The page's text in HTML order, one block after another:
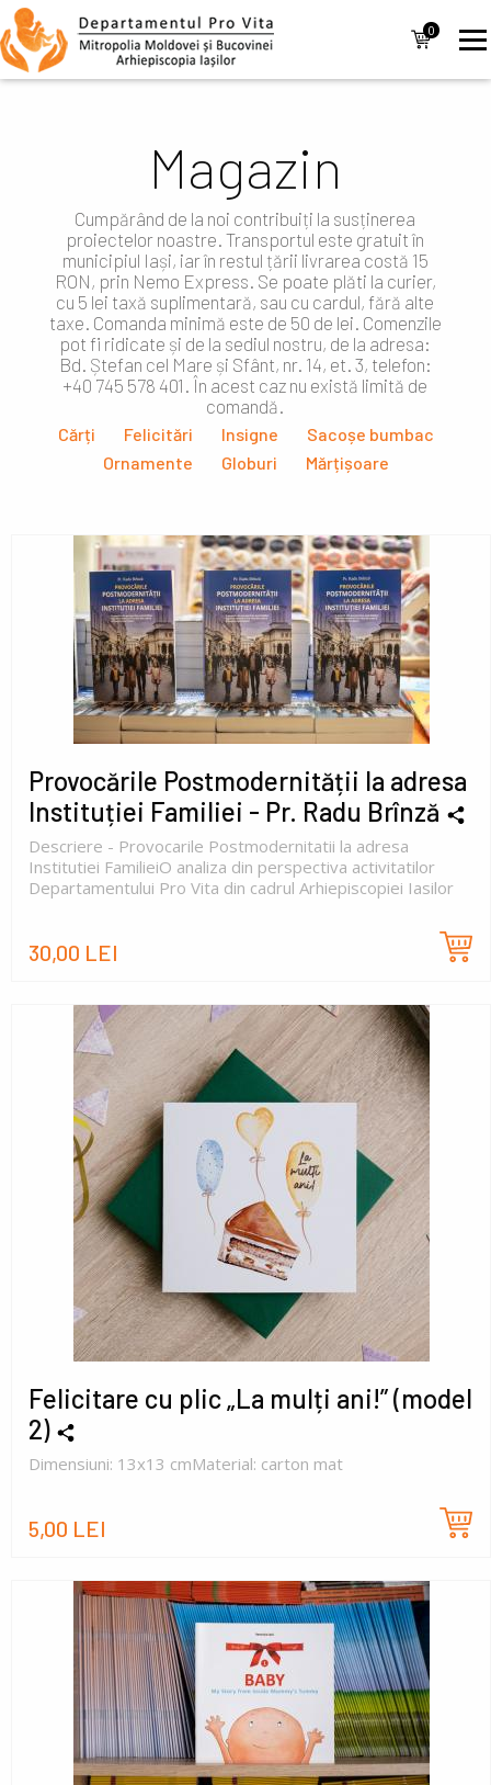
Mergi la conţinutul principal
0
items
Navigare
principală
Magazin
Cumpărând de la noi contribuiți la susținerea
proiectelor noastre. Transportul este gratuit în
municipiul Iași, iar în restul țării livrarea costă 15
RON, prin Nemo Express. Se poate plăti la curier,
cu 5 lei taxă suplimentară, sau cu cardul, fără alte
taxe. Comanda minimă este de 50 de lei. Comenzile
pot fi ridicate și de la sediul nostru, de la adresa:
Bd. Ștefan cel Mare și Sfânt, nr. 14, et. 3, telefon:
+40 745 578 401. În acest caz nu există limită de
comandă.
Cărți Felicitări Insigne
Sacoșe bumbac
Ornamente
Globuri Mărțișoare
Provocările Postmodernității la adresa
Instituției Familiei - Pr. Radu Brînză
Descriere - Provocarile Postmodernitatii la adresa
Institutiei FamilieiO analiza din perspectiva activitatilor
Departamentului Pro Vita din cadrul Arhiepiscopiei Iasilor
30,00 LEI
Felicitare cu plic „La mulți ani!” (model
2)
Dimensiuni: 13x13 cmMaterial: carton mat
5,00 LEI